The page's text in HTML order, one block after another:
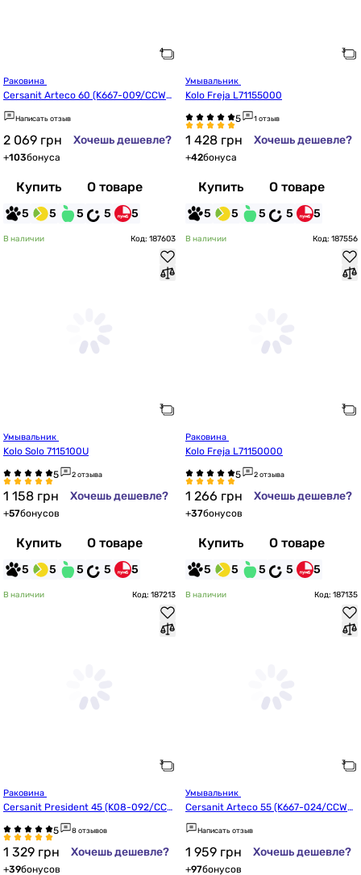
Cersanit Arteco 60 (K667-009/CCWS1
008361747)
Написать отзыв
2 069 грн Хочешь дешевле?
+103бонуса
Купить О товаре
5 5 5 5 5
Kolo Freja L71155000
1 отзыв
1 428 грн Хочешь дешевле?
+42бонуса
Купить О товаре
5 5 5 5 5
В наличии Код: 187603
Kolo Solo 7115100U
2 отзыва
1 158 грн Хочешь дешевле?
+57бонусов
Купить О товаре
5 5 5 5 5
В наличии Код: 187556
Kolo Freja L71150000
2 отзыва
1 266 грн Хочешь дешевле?
+37бонусов
Купить О товаре
5 5 5 5 5
В наличии Код: 187213
Cersanit President 45 (K08-092/CCW
S1000368071)
8 отзывов
1 329 грн Хочешь дешевле?
+39бонусов
В наличии Код: 187135
Cersanit Arteco 55 (K667-024/CCWS1
008351913)
Написать отзыв
1 959 грн Хочешь дешевле?
+97бонусов